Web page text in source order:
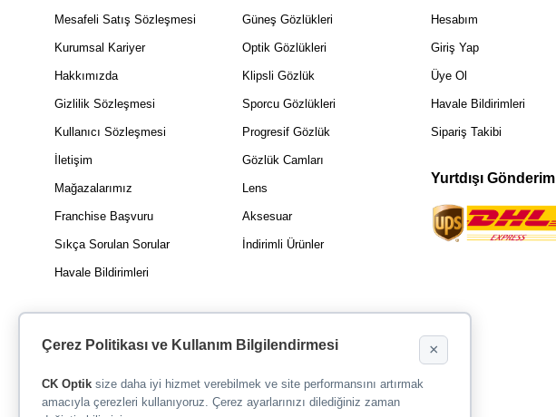
Mesafeli Satış Sözleşmesi
Kurumsal Kariyer
Hakkımızda
Gizlilik Sözleşmesi
Kullanıcı Sözleşmesi
İletişim
Mağazalarımız
Franchise Başvuru
Sıkça Sorulan Sorular
Havale Bildirimleri
Güneş Gözlükleri
Optik Gözlükleri
Klipsli Gözlük
Sporcu Gözlükleri
Progresif Gözlük
Gözlük Camları
Lens
Aksesuar
İndirimli Ürünler
Hesabım
Giriş Yap
Üye Ol
Havale Bildirimleri
Sipariş Takibi
Yurtdışı Gönderim
Çerez Politikası ve Kullanım Bilgilendirmesi ×
CK Optik size daha iyi hizmet verebilmek ve site performansını artırmak
amacıyla çerezleri kullanıyoruz. Çerez ayarlarınızı dilediğiniz zaman